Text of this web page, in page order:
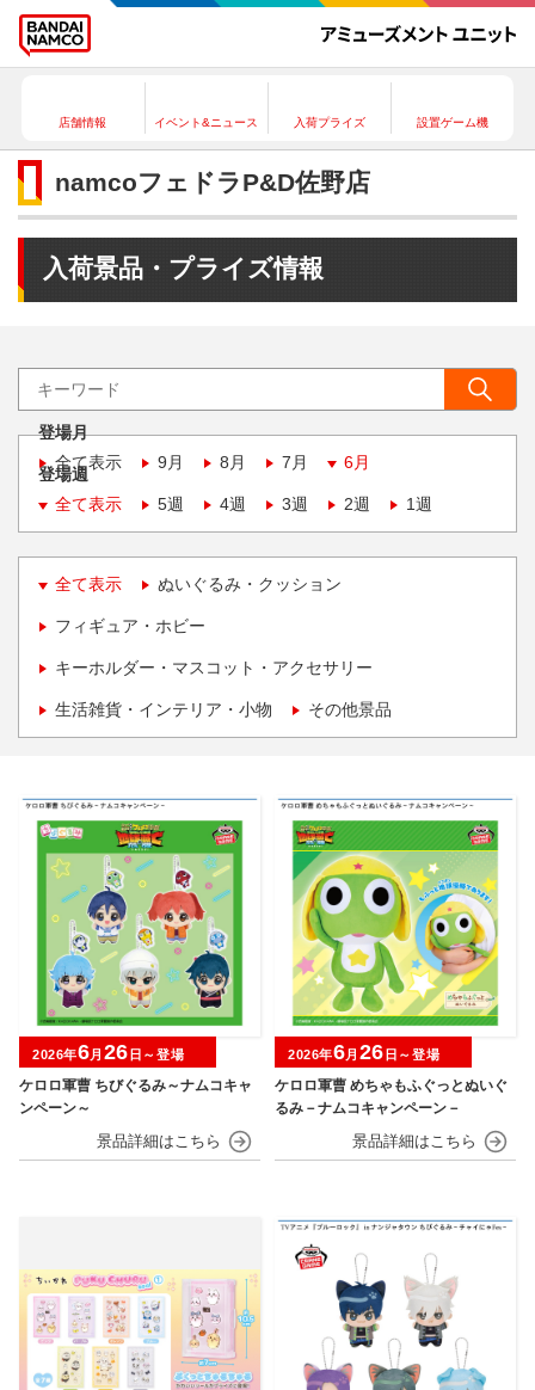
店舗情報 イベント&ニュース 入荷プライズ 設置ゲーム機
namcoフェドラP&D佐野店
入荷景品・プライズ情報
登場月
全て表示
9月 8月 7月 6月
登場週
全て表示
5週 4週 3週 2週 1週
全て表示 ぬいぐるみ・クッション
フィギュア・ホビー
キーホルダー・マスコット・アクセサリー
生活雑貨・インテリア・小物 その他景品
ケロロ軍曹 ちびぐるみ～ナムコキャ
ンペーン～
2026年6月 26 日～登場
ケロロ軍曹 めちゃもふぐっとぬいぐ
るみ－ナムコキャンペーン－
2026年6月 26 日～登場